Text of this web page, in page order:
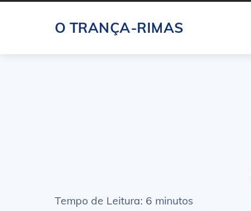
O TRANÇA-RIMAS
Tempo de Leitura: 6 minutos